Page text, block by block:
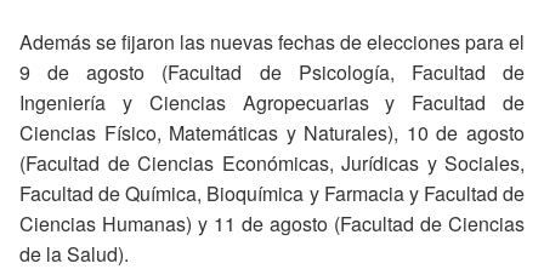
Además se fijaron las nuevas fechas de elecciones para el
9 de agosto (Facultad de Psicología, Facultad de
Ingeniería y Ciencias Agropecuarias y Facultad de
Ciencias Físico, Matemáticas y Naturales), 10 de agosto
(Facultad de Ciencias Económicas, Jurídicas y Sociales,
Facultad de Química, Bioquímica y Farmacia y Facultad de
Ciencias Humanas) y 11 de agosto (Facultad de Ciencias
de la Salud).